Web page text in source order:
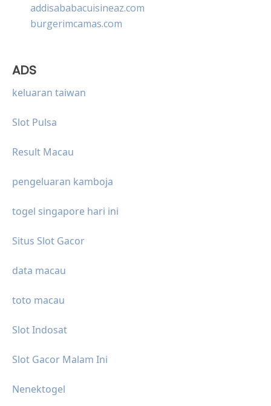
addisababacuisineaz.com
burgerimcamas.com
ADS
keluaran taiwan
Slot Pulsa
Result Macau
pengeluaran kamboja
togel singapore hari ini
Situs Slot Gacor
data macau
toto macau
Slot Indosat
Slot Gacor Malam Ini
Nenektogel